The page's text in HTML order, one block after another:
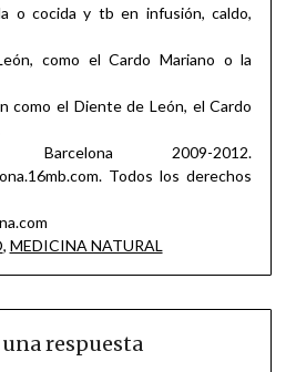
o cocida y tb en infusión, caldo,
como el Cardo Mariano o la
como el Diente de León, el Cardo
2009-2012.
Todos los derechos
, MEDICINA NATURAL
respuesta